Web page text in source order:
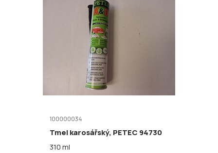
100000034
Tmel karosářský, PETEC 94730
310 ml